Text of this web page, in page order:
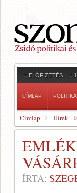
ELŐFIZETÉS
CÍMLAP POLITIKA
Címlap Hírek -
ÍRTA: